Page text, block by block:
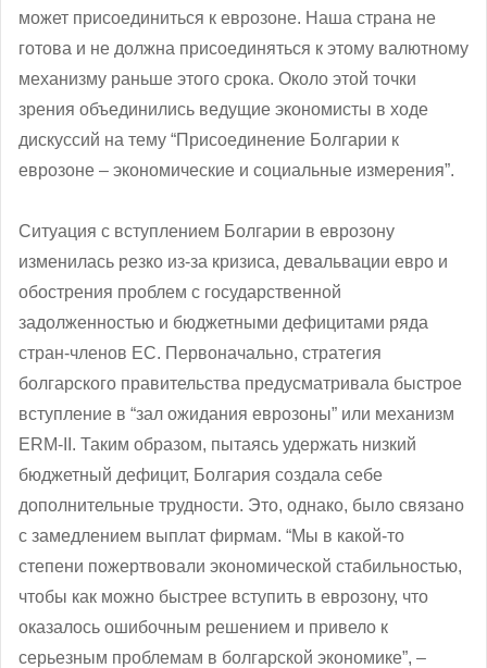
может присоединиться к еврозоне. Наша страна не
готова и не должна присоединяться к этому валютному
механизму раньше этого срока. Около этой точки
зрения объединились ведущие экономисты в ходе
дискуссий на тему “Присоединение Болгарии к
еврозоне – экономические и социальные измерения”.
Ситуация с вступлением Болгарии в еврозону
изменилась резко из-за кризиса, девальвации евро и
обострения проблем с государственной
задолженностью и бюджетными дефицитами ряда
стран-членов ЕС. Первоначально, стратегия
болгарского правительства предусматривала быстрое
вступление в “зал ожидания еврозоны” или механизм
ERM-ІІ. Таким образом, пытаясь удержать низкий
бюджетный дефицит, Болгария создала себе
дополнительные трудности. Это, однако, было связано
с замедлением выплат фирмам. “Мы в какой-то
степени пожертвовали экономической стабильностью,
чтобы как можно быстрее вступить в еврозону, что
оказалось ошибочным решением и привело к
серьезным проблемам в болгарской экономике”, –